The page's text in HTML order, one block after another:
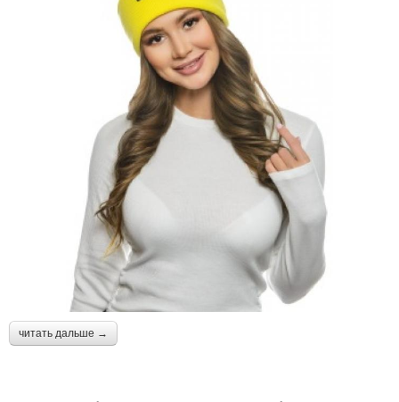
читать дальше →